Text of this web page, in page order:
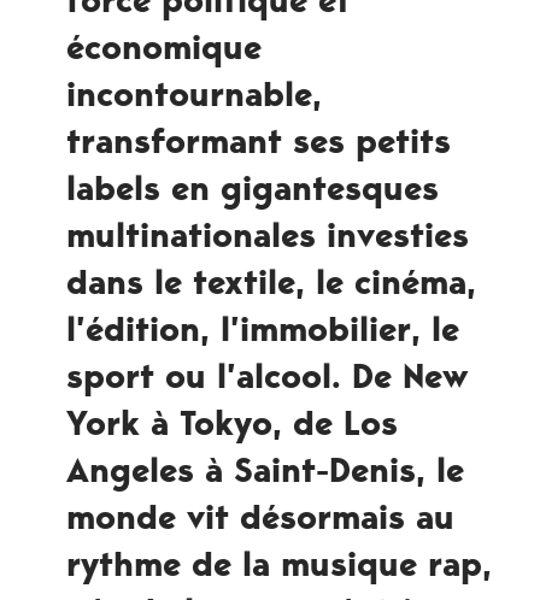
économique
incontournable,
transformant ses petits
labels en gigantesques
multinationales investies
dans le textile, le cinéma,
l’édition, l’immobilier, le
sport ou l’alcool. De New
York à Tokyo, de Los
Angeles à Saint-Denis, le
monde vit désormais au
rythme de la musique rap,